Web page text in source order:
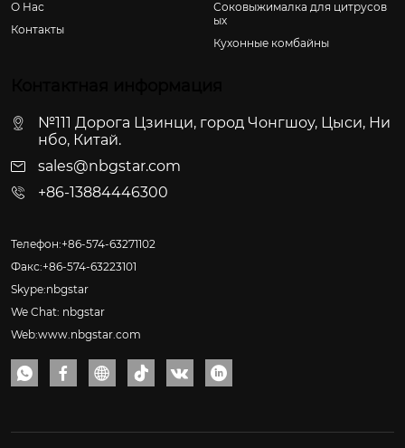
О Hас
Контакты
Соковыжималка для цитрусов
ых
Кухонные комбайны
№111 Дорога Цзинци, город Чонгшоу, Цыси, Ни
нбо, Китай.
sales@nbgstar.com
+86-13884446300
Телефон:+86-574-63271102
Факс:+86-574-63223101
Skype:nbgstar
We Chat: nbgstar
Web:www.nbgstar.com
     